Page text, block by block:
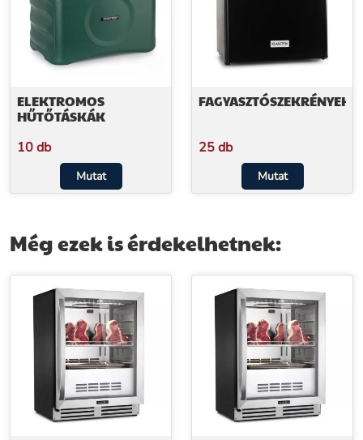
ELEKTROMOS
HŰTŐTÁSKÁK
10 db
Mutat
FAGYASZTÓSZEKRÉNYEK
25 db
Mutat
Még ezek is érdekelhetnek: